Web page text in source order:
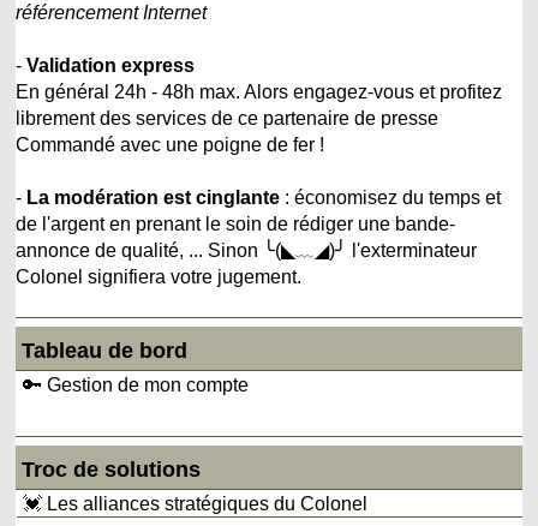
référencement Internet
-Validation express
En général 24h - 48h max. Alors engagez-vous et profitez
librement des services de ce partenaire de presse
Commandé avec une poigne de fer !
- La modération est cinglante : économisez du temps et
de l'argent en prenant le soin de rédiger une bande-
annonce de qualité, ... Sinon ╰(◣﹏◢)╯ l'exterminateur
Colonel signifiera votre jugement.
Tableau de bord
🔑 Gestion de mon compte
Troc de solutions
💓 Les alliances stratégiques du Colonel